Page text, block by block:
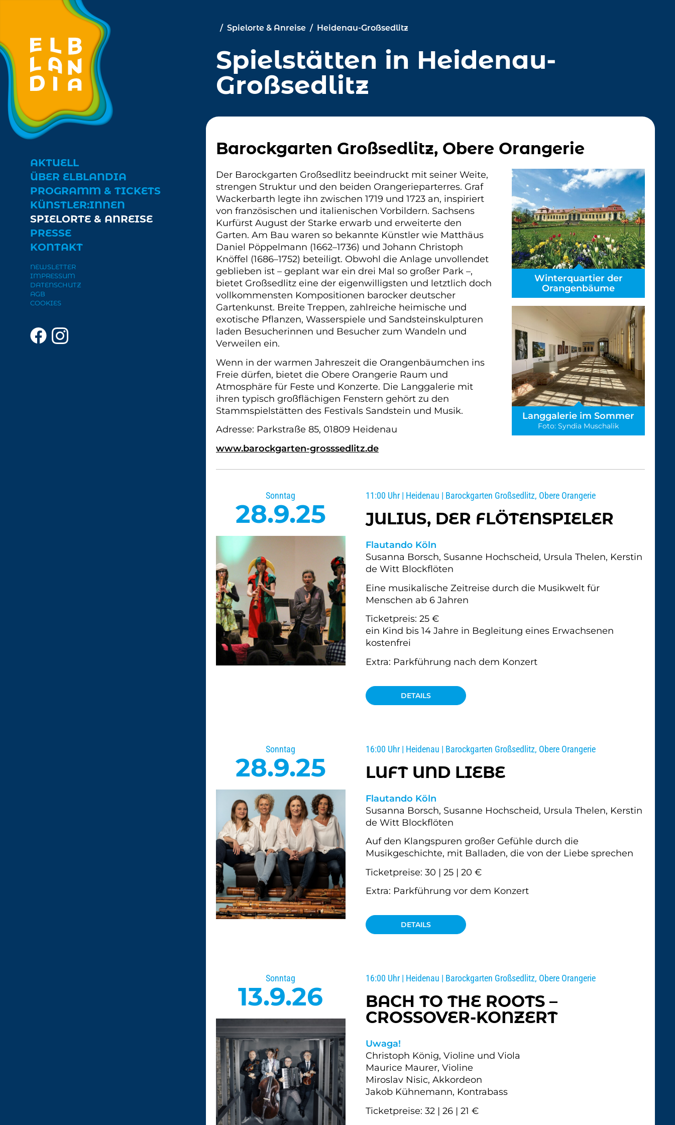
Zum Hauptinhalt springen
AKTUELL
ÜBER ELBLANDIA
↓
PROGRAMM & TICKETS
↓
KÜNSTLER:INNEN
SPIELORTE & ANREISE
PRESSE
KONTAKT
NEWSLETTER
IMPRESSUM
DATENSCHUTZ
AGB
COOKIES
Spielorte & Anreise Heidenau-Großsedlitz
Spielstätten in Heidenau-
Großsedlitz
Barockgarten Großsedlitz, Obere Orangerie
Winterquartier der
Orangenbäume
Langgalerie im Sommer
Foto: Syndia Muschalik
Der Barockgarten Großsedlitz beeindruckt mit seiner Weite,
strengen Struktur und den beiden Orangerieparterres. Graf
Wackerbarth legte ihn zwischen 1719 und 1723 an, inspiriert
von französischen und italienischen Vorbildern. Sachsens
Kurfürst August der Starke erwarb und erweiterte den
Garten. Am Bau waren so bekannte Künstler wie Matthäus
Daniel Pöppelmann (1662–1736) und Johann Christoph
Knöffel (1686–1752) beteiligt. Obwohl die Anlage unvollendet
geblieben ist – geplant war ein drei Mal so großer Park –,
bietet Großsedlitz eine der eigenwilligsten und letztlich doch
vollkommensten Kompositionen barocker deutscher
Gartenkunst. Breite Treppen, zahlreiche heimische und
exotische Pflanzen, Wasserspiele und Sandsteinskulpturen
laden Besucherinnen und Besucher zum Wandeln und
Verweilen ein.
Wenn in der warmen Jahreszeit die Orangenbäumchen ins
Freie dürfen, bietet die Obere Orangerie Raum und
Atmosphäre für Feste und Konzerte. Die Langgalerie mit
ihren typisch großflächigen Fenstern gehört zu den
Stammspielstätten des Festivals Sandstein und Musik.
Adresse: Parkstraße 85, 01809 Heidenau
www.barockgarten-grosssedlitz.de
Sonntag
28.9.25
11:00 Uhr | Heidenau | Barockgarten Großsedlitz, Obere Orangerie
JULIUS, DER FLÖTENSPIELER
Flautando Köln
Susanna Borsch, Susanne Hochscheid, Ursula Thelen, Kerstin
de Witt Blockflöten
Eine musikalische Zeitreise durch die Musikwelt für
Menschen ab 6 Jahren
Ticketpreis: 25 €
ein Kind bis 14 Jahre in Begleitung eines Erwachsenen
kostenfrei
Extra: Parkführung nach dem Konzert
DETAILS
Sonntag
28.9.25
16:00 Uhr | Heidenau | Barockgarten Großsedlitz, Obere Orangerie
LUFT UND LIEBE
Flautando Köln
Susanna Borsch, Susanne Hochscheid, Ursula Thelen, Kerstin
de Witt Blockflöten
Auf den Klangspuren großer Gefühle durch die
Musikgeschichte, mit Balladen, die von der Liebe sprechen
Ticketpreise: 30 | 25 | 20 €
Extra: Parkführung vor dem Konzert
DETAILS
Sonntag
13.9.26
16:00 Uhr | Heidenau | Barockgarten Großsedlitz, Obere Orangerie
BACH TO THE ROOTS –
CROSSOVER-KONZERT
Uwaga!
Christoph König, Violine und Viola
Maurice Maurer, Violine
Miroslav Nisic, Akkordeon
Jakob Kühnemann, Kontrabass
Ticketpreise: 32 | 26 | 21 €
Cookie-Einstellungen